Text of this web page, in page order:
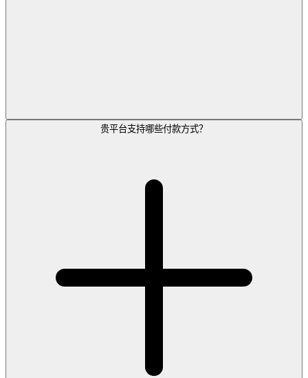
贵平台支持哪些付款方式？